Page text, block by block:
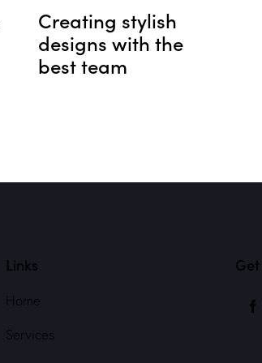
Creating stylish
designs with the
best team
Links
Home
Services
Get